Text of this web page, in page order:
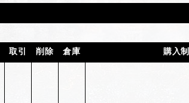
取引 削除 倉庫 購入